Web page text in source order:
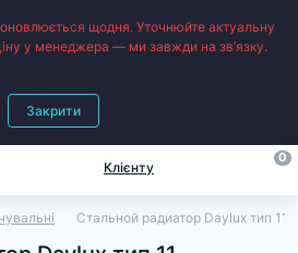
щодня. Уточнюйте актуальну
у менеджера — ми завжди на зв’язку.
Закрити
Клієнту
0
Стальной радиатор Daylux тип